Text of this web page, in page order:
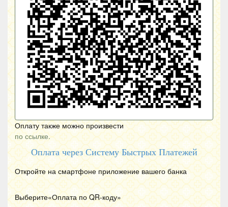
Оплату также можно произвести
по ссылке.
Оплата через Систему Быстрых Платежей
Откройте на смартфоне приложение вашего банка
Выберите«Оплата по QR-коду»